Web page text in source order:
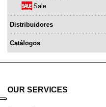
Sale
Distribuidores
Catálogos
OUR SERVICES